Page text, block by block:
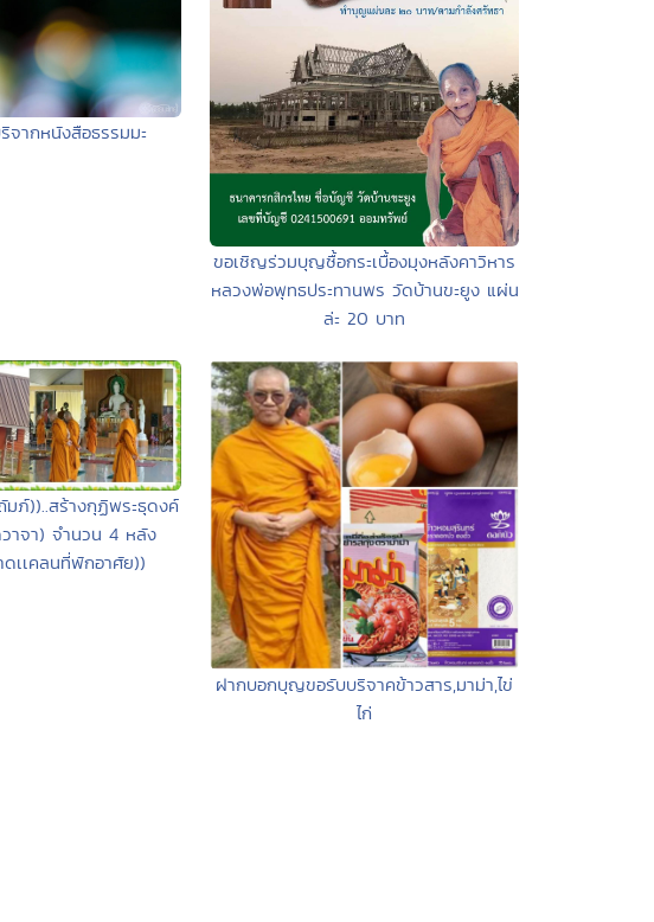
ากหนังสือธรรมมะ
ขอเชิญร่วมบุญซื้อกระเบื้องมุงหลังคาวิหาร
หลวงพ่อพุทธประทานพร วัดบ้านขะยูง แผ่น
ล่ะ 20 บาท
ภ์))..สร้างกุฏิพระธุดงค์
าจา) จำนวน 4 หลัง
เเคลนที่พักอาศัย))
ฝากบอกบุญขอรับบริจาคข้าวสาร,มาม่า,ไข่
ไก่